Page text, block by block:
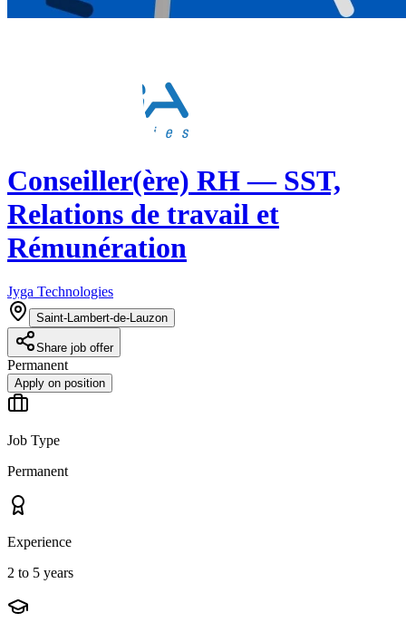
Conseiller(ère) RH — SST,
Relations de travail et
Rémunération
Jyga Technologies
Saint-Lambert-de-Lauzon
Share job offer
Permanent
Apply on position
Job Type
Permanent
Experience
2 to 5 years